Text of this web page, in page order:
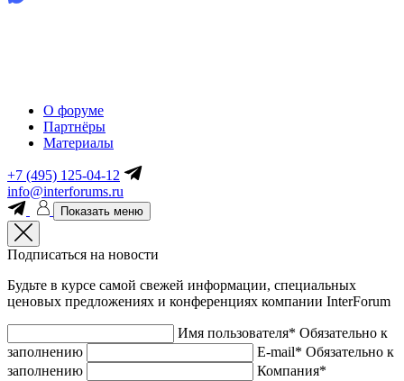
О форуме
Партнёры
Материалы
+7 (495) 125-04-12
info@interforums.ru
Показать меню
Подписаться на новости
Будьте в курсе самой свежей информации, специальных
ценовых предложениях и конференциях компании InterForum
Имя пользователя* Обязательно к
заполнению
E-mail* Обязательно к
заполнению
Компания*